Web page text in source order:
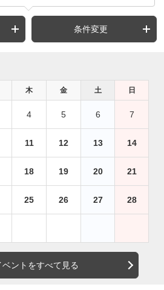
条件変更
木 金 土 日
4 5 6 7
11 12 13 14
18 19 20 21
25 26 27 28
ントをすべて見る